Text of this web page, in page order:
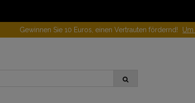
Gewinnen Sie 10 Euros, einen Vertrauten fördernd!